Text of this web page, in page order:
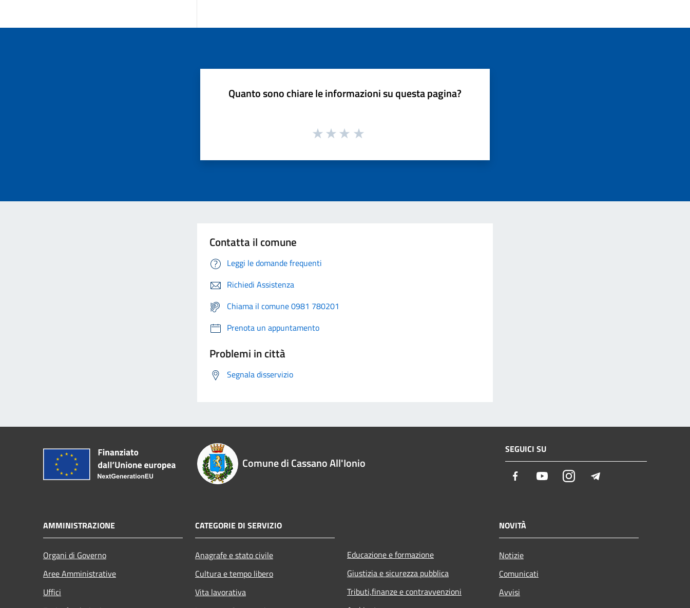
Quanto sono chiare le informazioni su questa pagina?
Contatta il comune
Leggi le domande frequenti
Richiedi Assistenza
Chiama il comune 0981 780201
Prenota un appuntamento
Problemi in città
Segnala disservizio
Comune di Cassano All'Ionio
SEGUICI SU
Facebook YoutubeInstagram
AMMINISTRAZIONE
Organi di Governo
Aree Amministrative
Uffici
CATEGORIE DI SERVIZIO
Anagrafe e stato civile
Cultura e tempo libero
Vita lavorativa
Educazione e formazione
Giustizia e sicurezza pubblica
Tributi,finanze e contravvenzioni
NOVITÀ
Notizie
Comunicati
Avvisi